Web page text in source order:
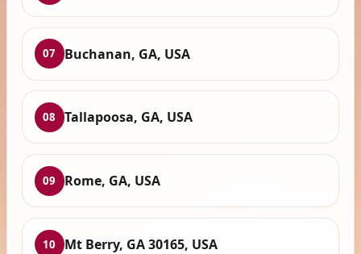
07 Buchanan, GA, USA
08 Tallapoosa, GA, USA
09 Rome, GA, USA
10 Mt Berry, GA 30165, USA